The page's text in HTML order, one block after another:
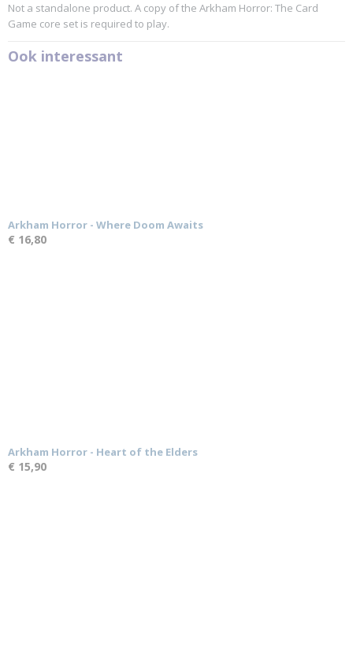
Not a standalone product. A copy of the Arkham Horror: The Card
Game core set is required to play.
Ook interessant
Arkham Horror - Where Doom Awaits
€ 16,80
Arkham Horror - Heart of the Elders
€ 15,90